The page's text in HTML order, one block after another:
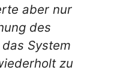
aber nur
des
System
zu